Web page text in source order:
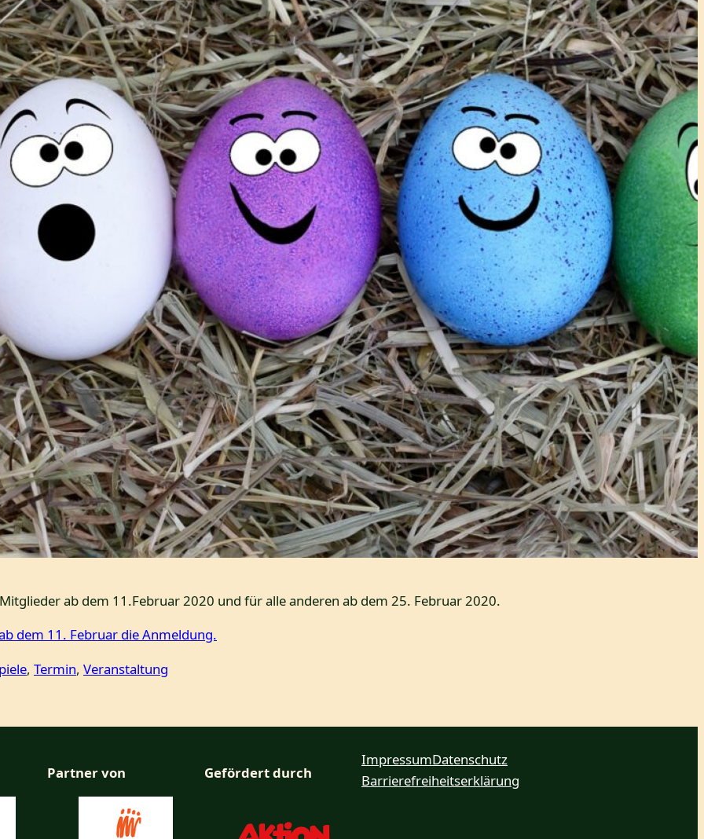
ab dem 11.Februar 2020 und für alle anderen ab dem 25. Februar 2020.
dem 11. Februar die Anmeldung.
, Termin, Veranstaltung
Partner von Gefördert durch
ImpressumDatenschutz
Barrierefreiheitserklärung